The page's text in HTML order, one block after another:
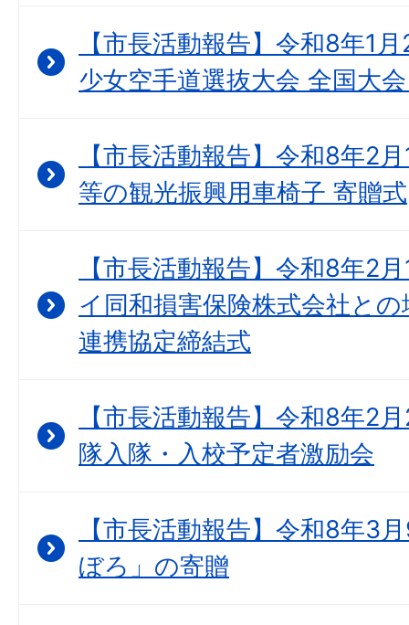
【市長活動報告】令和8年1
少女空手道選抜大会 全国大
【市長活動報告】令和8年2
等の観光振興用車椅子 寄贈式
【市長活動報告】令和8年2
イ同和損害保険株式会社と
連携協定締結式
【市長活動報告】令和8年2
隊入隊・入校予定者激励会
【市長活動報告】令和8年3
ぼろ」の寄贈